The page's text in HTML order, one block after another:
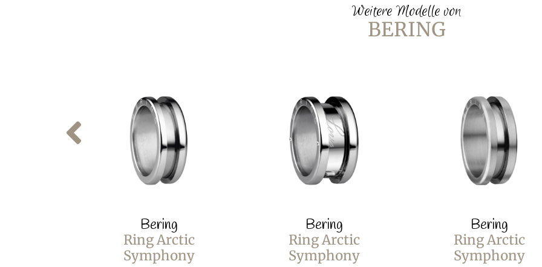
Weitere Modelle von
BERING
Bering
Ring Arctic
Symphony
Bering
Ring Arctic
Symphony
Bering
Ring Arctic
Symphony